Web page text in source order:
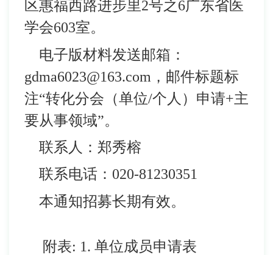
区惠福西路进步里2号之6广东省医
学会603室。
电子版材料发送邮箱：
gdma6023@163.com，邮件标题标
注“转化分会（单位/个人）申请+主
要从事领域”。
联系人：郑秀榕
联系电话：020-81230351
本通知招募长期有效。
附表: 1. 单位成员申请表